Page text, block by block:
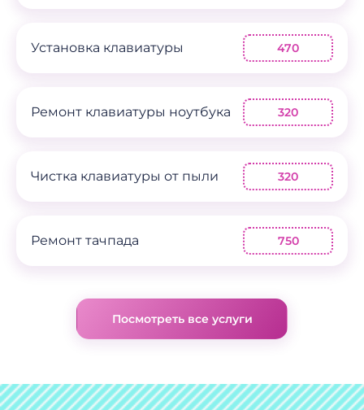
Установка клавиатуры 470
Ремонт клавиатуры ноутбука 320
Чистка клавиатуры от пыли 320
Ремонт тачпада 750
Посмотреть все услуги